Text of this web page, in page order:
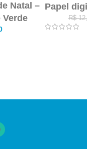
Natal –
Verde
Papel
R$